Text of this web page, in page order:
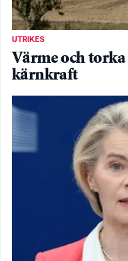
UTRIKES
Värme och torka
kärnkraft